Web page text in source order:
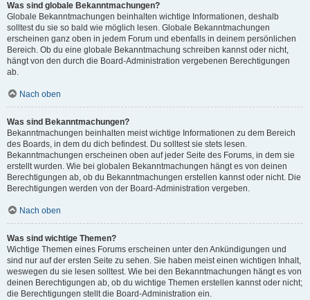
Was sind globale Bekanntmachungen?
Globale Bekanntmachungen beinhalten wichtige Informationen, deshalb
solltest du sie so bald wie möglich lesen. Globale Bekanntmachungen
erscheinen ganz oben in jedem Forum und ebenfalls in deinem persönlichen
Bereich. Ob du eine globale Bekanntmachung schreiben kannst oder nicht,
hängt von den durch die Board-Administration vergebenen Berechtigungen
ab.
Nach oben
Was sind Bekanntmachungen?
Bekanntmachungen beinhalten meist wichtige Informationen zu dem Bereich
des Boards, in dem du dich befindest. Du solltest sie stets lesen.
Bekanntmachungen erscheinen oben auf jeder Seite des Forums, in dem sie
erstellt wurden. Wie bei globalen Bekanntmachungen hängt es von deinen
Berechtigungen ab, ob du Bekanntmachungen erstellen kannst oder nicht. Die
Berechtigungen werden von der Board-Administration vergeben.
Nach oben
Was sind wichtige Themen?
Wichtige Themen eines Forums erscheinen unter den Ankündigungen und
sind nur auf der ersten Seite zu sehen. Sie haben meist einen wichtigen Inhalt,
weswegen du sie lesen solltest. Wie bei den Bekanntmachungen hängt es von
deinen Berechtigungen ab, ob du wichtige Themen erstellen kannst oder nicht;
die Berechtigungen stellt die Board-Administration ein.